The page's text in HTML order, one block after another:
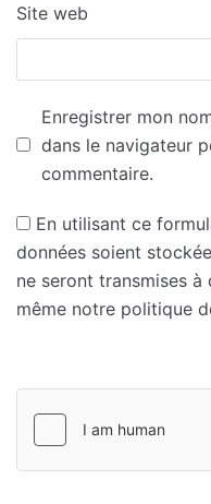
Site web
Enregistrer mon
dans le navigateur
commentaire.
En utilisant ce
données soient
ne seront transmises
même notre politique